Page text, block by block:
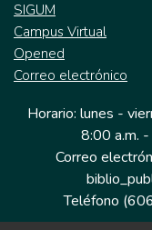
SIGUM
Campus Virtual
Opened
Correo electrónico
Horario: lunes -
8:00 a.m.
Correo
Teléfono